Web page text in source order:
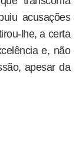
acusações
lhe, a certa
e, não
apesar da